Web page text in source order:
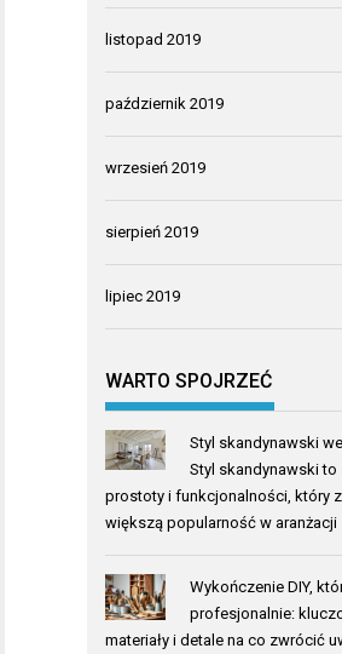
listopad 2019
październik 2019
wrzesień 2019
sierpień 2019
lipiec 2019
WARTO SPOJRZEĆ
Styl skandynawski
Styl skandynawski to
prostoty i funkcjonalności, który
większą popularność w aranżacji
Wykończenie DIY,
profesjonalnie:
materiały i detale na co zwrócić